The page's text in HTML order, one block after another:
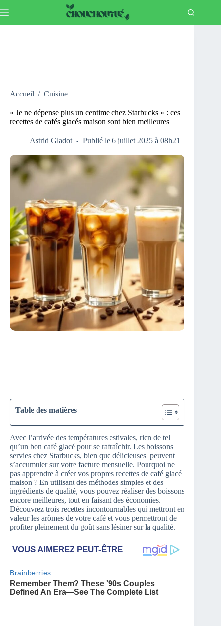
au
Accueil / Cuisine
« Je ne dépense plus un centime chez Starbucks » : ces
recettes de cafés glacés maison sont bien meilleures
Astrid Gladot Publié le 6 juillet 2025 à 08h21
Table des matières
Avec l’arrivée des températures estivales, rien de tel
qu’un bon café glacé pour se rafraîchir. Les boissons
servies chez Starbucks, bien que délicieuses, peuvent
s’accumuler sur votre facture mensuelle. Pourquoi ne
pas apprendre à créer vos propres recettes de café glacé
maison ? En utilisant des méthodes simples et des
ingrédients de qualité, vous pouvez réaliser des boissons
encore meilleures, tout en faisant des économies.
Découvrez trois recettes incontournables qui mettront en
valeur les arômes de votre café et vous permettront de
profiter pleinement du goût sans lésiner sur la qualité.